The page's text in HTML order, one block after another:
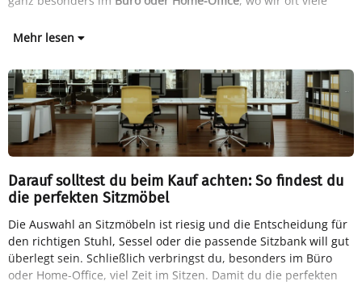
Mehr lesen
Darauf solltest du beim Kauf achten: So findest du
die perfekten Sitzmöbel
Die Auswahl an Sitzmöbeln ist riesig und die Entscheidung für
den richtigen Stuhl, Sessel oder die passende Sitzbank will gut
überlegt sein. Schließlich verbringst du, besonders im Büro
oder Home-Office, viel Zeit im Sitzen. Damit du die perfekten
Sitzmöbel für dein Büro findest, solltest du die folgenden